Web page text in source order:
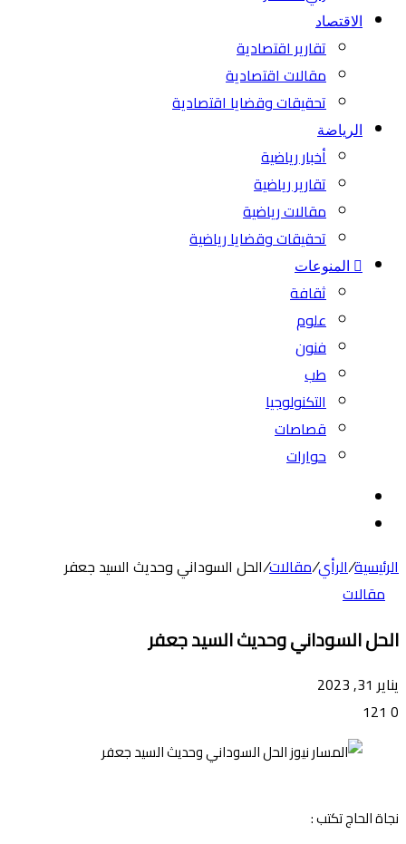
الاقتصاد
تقارير اقتصادية
مقالات اقتصادية
تحقيقات وقضايا اقتصادية
الرياضة
أخبار رياضية
تقارير رياضية
مقالات رياضية
تحقيقات وقضايا رياضية
المنوعات
ثقافة
علوم
فنون
طب
التكنولوجيا
قصاصات
حوارات
المظلم
الرئيسية/الرأي/مقالات/الحل السوداني وحديث السيد جعفر
مقالات
الحل السوداني وحديث السيد جعفر
يناير 31, 2023
0
نجاة الحاج تكتب :